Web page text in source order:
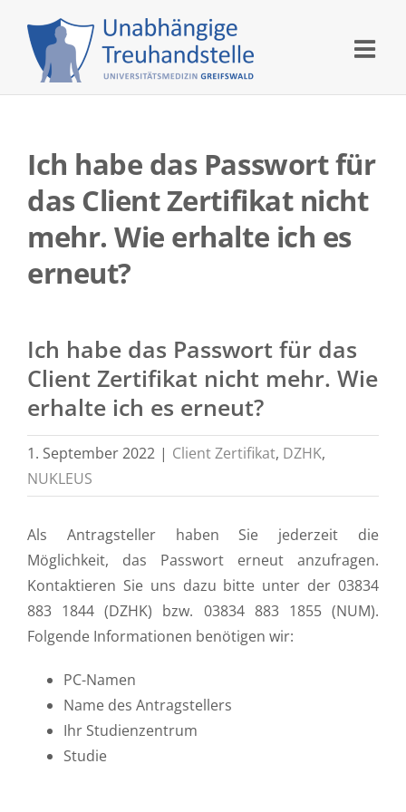
content
Ich habe das Passwort für
das Client Zertifikat nicht
mehr. Wie erhalte ich es
erneut?
Ich habe das Passwort für das
Client Zertifikat nicht mehr. Wie
erhalte ich es erneut?
1. September 2022 | Client Zertifikat, DZHK,
NUKLEUS
Als Antragsteller haben Sie jederzeit die
Möglichkeit, das Passwort erneut anzufragen.
Kontaktieren Sie uns dazu bitte unter der 03834
883 1844 (DZHK) bzw. 03834 883 1855 (NUM).
Folgende Informationen benötigen wir:
PC-Namen
Name des Antragstellers
Ihr Studienzentrum
Studie